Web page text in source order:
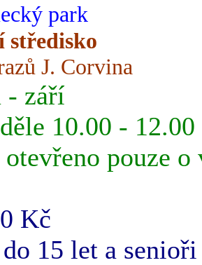
park
středisko
J. Corvina
- září
10.00 -
pouze o
Kč
15 let a